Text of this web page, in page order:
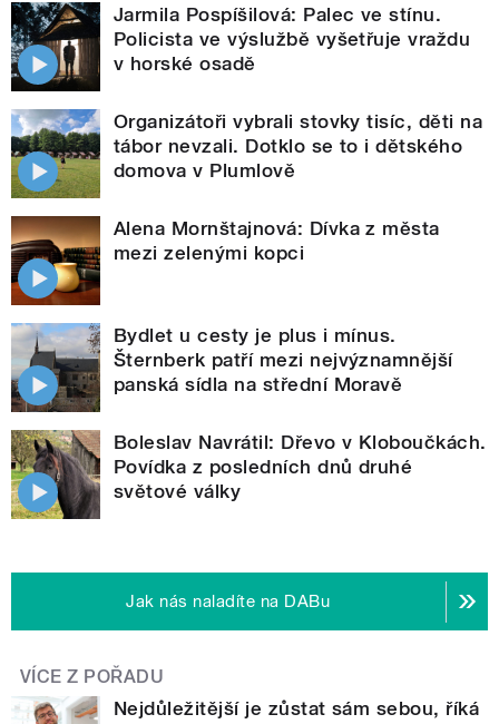
Jarmila Pospíšilová: Palec ve stínu.
Policista ve výslužbě vyšetřuje vraždu
v horské osadě
Organizátoři vybrali stovky tisíc, děti na
tábor nevzali. Dotklo se to i dětského
domova v Plumlově
Alena Mornštajnová: Dívka z města
mezi zelenými kopci
Bydlet u cesty je plus i mínus.
Šternberk patří mezi nejvýznamnější
panská sídla na střední Moravě
Boleslav Navrátil: Dřevo v Kloboučkách.
Povídka z posledních dnů druhé
světové války
Jak nás naladíte na DABu
VÍCE Z POŘADU
Nejdůležitější je zůstat sám sebou, říká